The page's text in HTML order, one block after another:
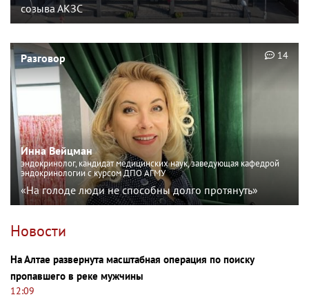
созыва АКЗС
Разговор
Инна Вейцман
эндокринолог, кандидат медицинских наук, заведующая кафедрой
эндокринологии с курсом ДПО АГМУ
«На голоде люди не способны долго протянуть»
14
Новости
На Алтае развернута масштабная операция по поиску
пропавшего в реке мужчины
12:09